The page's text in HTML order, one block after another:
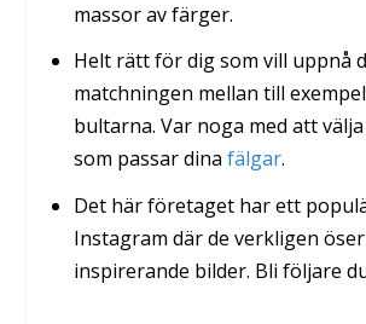
massor av färger.
Helt rätt för dig som vill uppnå
matchningen mellan till
bultarna. Var noga med att
som passar dina fälgar.
Det här företaget har ett
Instagram där de verkligen
inspirerande bilder. Bli följare